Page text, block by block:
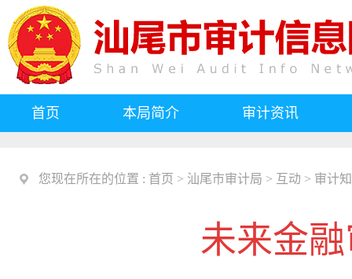
首页 本局简介 审计资讯
您现在所在的位置 : 首页 > 汕尾市审计局 > 互动 > 审计
未来金